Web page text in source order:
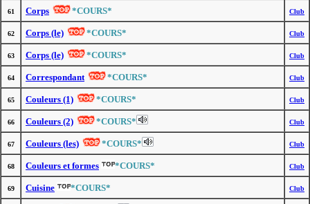
61 Corps *COURS* Club
62 Corps (le) *COURS* Club
63 Corps (le) *COURS* Club
64 Correspondant *COURS* Club
65 Couleurs (1) *COURS* Club
66 Couleurs (2) *COURS* Club
67 Couleurs (les) *COURS* Club
68 Couleurs et formes *COURS* Club
69 Cuisine *COURS* Club